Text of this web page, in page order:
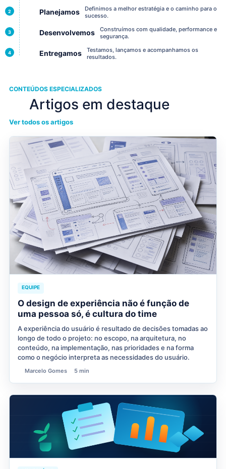
2 Planejamos
Definimos a melhor estratégia e o caminho para o
sucesso.
3 Desenvolvemos
Construímos com qualidade, performance e
segurança.
4 Entregamos
Testamos, lançamos e acompanhamos os
resultados.
CONTEÚDOS ESPECIALIZADOS
Artigos em destaque
Ver todos os artigos
EQUIPE
O design de experiência não é função de
uma pessoa só, é cultura do time
A experiência do usuário é resultado de decisões tomadas ao
longo de todo o projeto: no escopo, na arquitetura, no
conteúdo, na implementação, nas prioridades e na forma
como o negócio interpreta as necessidades do usuário.
Marcelo Gomes 5 min